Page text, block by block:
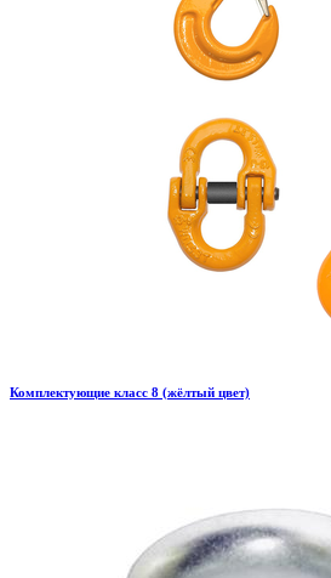
Комплектующие класс 8 (жёлтый цвет)